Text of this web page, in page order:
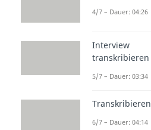
4/7 – Dauer: 04:26
Interview
transkribieren
5/7 – Dauer: 03:34
Transkribieren
6/7 – Dauer: 04:14